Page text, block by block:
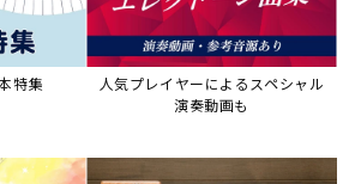
JAZZの楽譜特集